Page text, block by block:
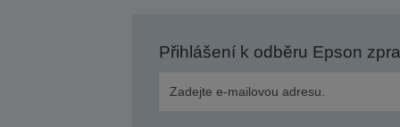
Přihlášení k odběru Epson